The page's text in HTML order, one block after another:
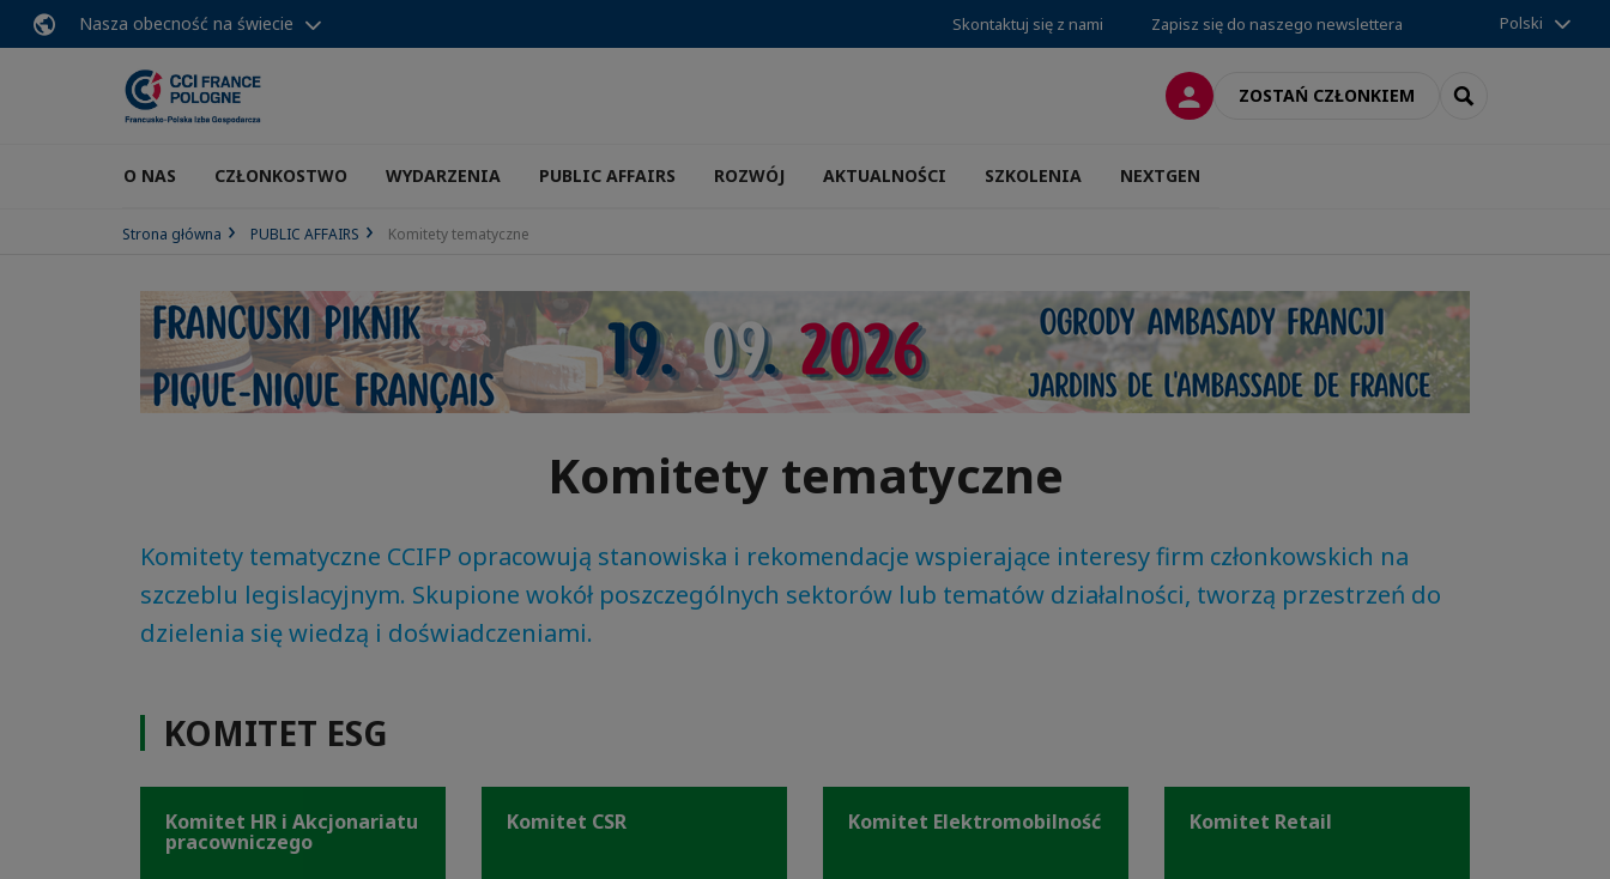
Nasza obecność na świecie Skontaktuj się z nami Zapisz się do naszego newslettera Polski
LOGOWANIEZOSTAŃ CZŁONKIEM SEARCH
O NAS CZŁONKOSTWO WYDARZENIA PUBLIC AFFAIRS ROZWÓJ AKTUALNOŚCI SZKOLENIA NEXTGEN
Strona główna PUBLIC AFFAIRS Komitety tematyczne
Komitety tematyczne
Komitety tematyczne CCIFP opracowują stanowiska i rekomendacje wspierające interesy firm członkowskich na
szczeblu legislacyjnym. Skupione wokół poszczególnych sektorów lub tematów działalności, tworzą przestrzeń do
dzielenia się wiedzą i doświadczeniami.
KOMITET ESG
Komitet HR i Akcjonariatu
pracowniczego
Komitet CSR Komitet Elektromobilność Komitet Retail